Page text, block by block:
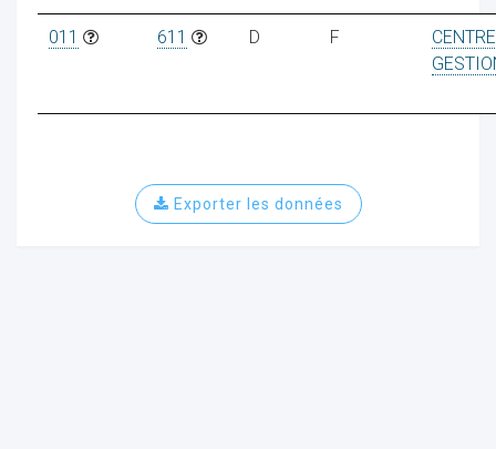
011 611 D F
Exporter les données